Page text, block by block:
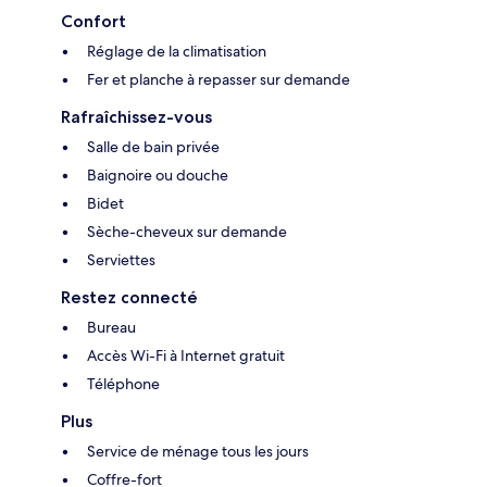
Confort
Réglage de la climatisation
Fer et planche à repasser sur demande
Rafraîchissez-vous
Salle de bain privée
Baignoire ou douche
Bidet
Sèche-cheveux sur demande
Serviettes
Restez connecté
Bureau
Accès Wi-Fi à Internet gratuit
Téléphone
Plus
Service de ménage tous les jours
Coffre-fort